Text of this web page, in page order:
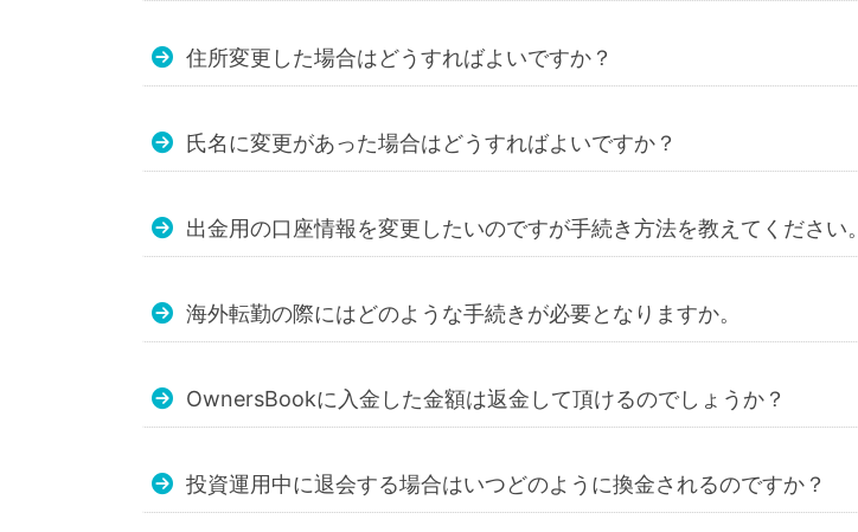
住所変更した場合はどうすればよいですか？
氏名に変更があった場合はどうすればよいですか？
出金用の口座情報を変更したいのですが手続き方法を教えてください。
海外転勤の際にはどのような手続きが必要となりますか。
OwnersBookに入金した金額は返金して頂けるのでしょうか？
投資運用中に退会する場合はいつどのように換金されるのですか？